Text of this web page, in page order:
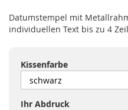
Datumstempel mit
individuellen Text bis zu 4
Kissenfarbe
Ihr Abdruck